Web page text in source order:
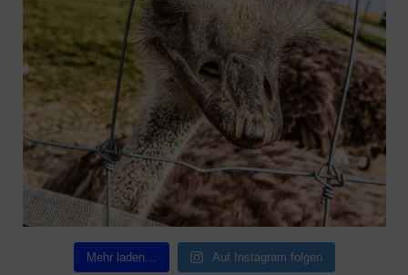
Mehr laden… Auf Instagram folgen